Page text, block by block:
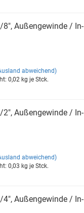
8", Au­ßen­ge­win­de / In­
abweichend)
0,02kg je Stck.
2", Au­ßen­ge­win­de / In­
abweichend)
0,03 kg je Stck.
4", Au­ßen­ge­win­de / In­